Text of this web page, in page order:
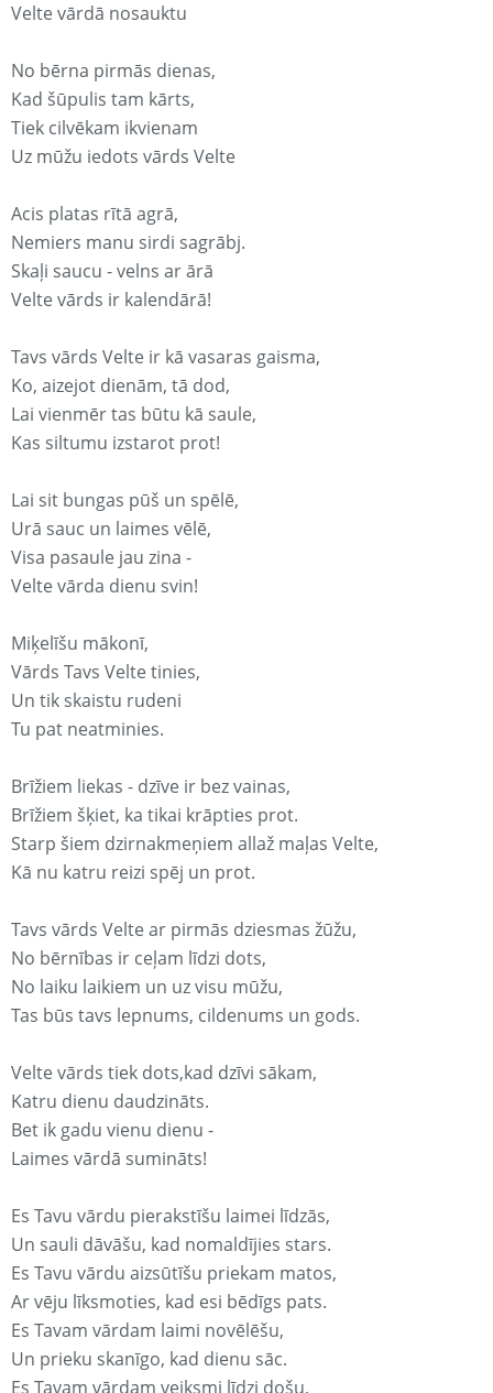
Velte vārdā nosauktu
No bērna pirmās dienas,
Kad šūpulis tam kārts,
Tiek cilvēkam ikvienam
Uz mūžu iedots vārds Velte
Acis platas rītā agrā,
Nemiers manu sirdi sagrābj.
Skaļi saucu - velns ar ārā
Velte vārds ir kalendārā!
Tavs vārds Velte ir kā vasaras gaisma,
Ko, aizejot dienām, tā dod,
Lai vienmēr tas būtu kā saule,
Kas siltumu izstarot prot!
Lai sit bungas pūš un spēlē,
Urā sauc un laimes vēlē,
Visa pasaule jau zina -
Velte vārda dienu svin!
Miķelīšu mākonī,
Vārds Tavs Velte tinies,
Un tik skaistu rudeni
Tu pat neatminies.
Brīžiem liekas - dzīve ir bez vainas,
Brīžiem šķiet, ka tikai krāpties prot.
Starp šiem dzirnakmeņiem allaž maļas Velte,
Kā nu katru reizi spēj un prot.
Tavs vārds Velte ar pirmās dziesmas žūžu,
No bērnības ir ceļam līdzi dots,
No laiku laikiem un uz visu mūžu,
Tas būs tavs lepnums, cildenums un gods.
Velte vārds tiek dots,kad dzīvi sākam,
Katru dienu daudzināts.
Bet ik gadu vienu dienu -
Laimes vārdā sumināts!
Es Tavu vārdu pierakstīšu laimei līdzās,
Un sauli dāvāšu, kad nomaldījies stars.
Es Tavu vārdu aizsūtīšu priekam matos,
Ar vēju līksmoties, kad esi bēdīgs pats.
Es Tavam vārdam laimi novēlēšu,
Un prieku skanīgo, kad dienu sāc.
Es Tavam vārdam veiksmi līdzi došu,